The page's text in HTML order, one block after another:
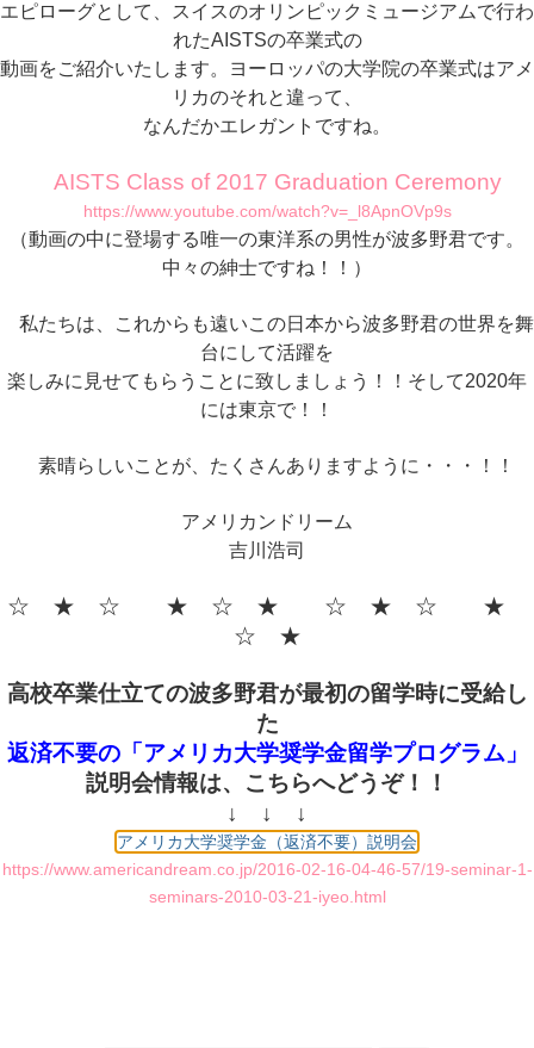
エピローグとして、スイスのオリンピックミュージアムで行わ
れたAISTSの卒業式の
動画をご紹介いたします。ヨーロッパの大学院の卒業式はアメ
リカのそれと違って、
なんだかエレガントですね。
AISTS Class of 2017 Graduation Ceremony
https://www.youtube.com/watch?v=_l8ApnOVp9s
（動画の中に登場する唯一の東洋系の男性が波多野君です。
中々の紳士ですね！！）
私たちは、これからも遠いこの日本から波多野君の世界を舞
台にして活躍を
楽しみに見せてもらうことに致しましょう！！そして2020年
には東京で！！
素晴らしいことが、たくさんありますように・・・！！
アメリカンドリーム
吉川浩司
☆ ★ ☆ ★ ☆ ★ ☆ ★ ☆ ★
☆ ★
高校卒業仕立ての波多野君が最初の留学時に受給し
た
返済不要の「アメリカ大学奨学金留学プログラム」
説明会情報は、こちらへどうぞ！！
↓ ↓ ↓
アメリカ大学奨学金（返済不要）説明会
https://www.americandream.co.jp/2016-02-16-04-46-57/19-seminar-1-
seminars-2010-03-21-iyeo.html